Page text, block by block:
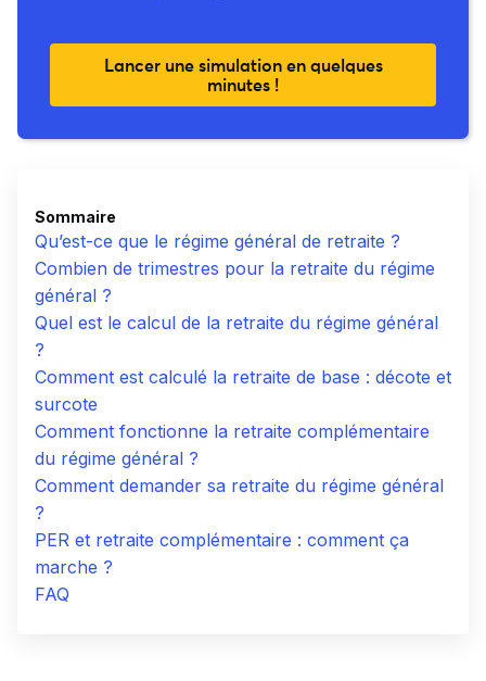
Lancer une simulation en quelques
minutes !
Sommaire
Qu’est-ce que le régime général de retraite ?
Combien de trimestres pour la retraite du régime
général ?
Quel est le calcul de la retraite du régime général
?
Comment est calculé la retraite de base : décote et
surcote
Comment fonctionne la retraite complémentaire
du régime général ?
Comment demander sa retraite du régime général
?
PER et retraite complémentaire : comment ça
marche ?
FAQ